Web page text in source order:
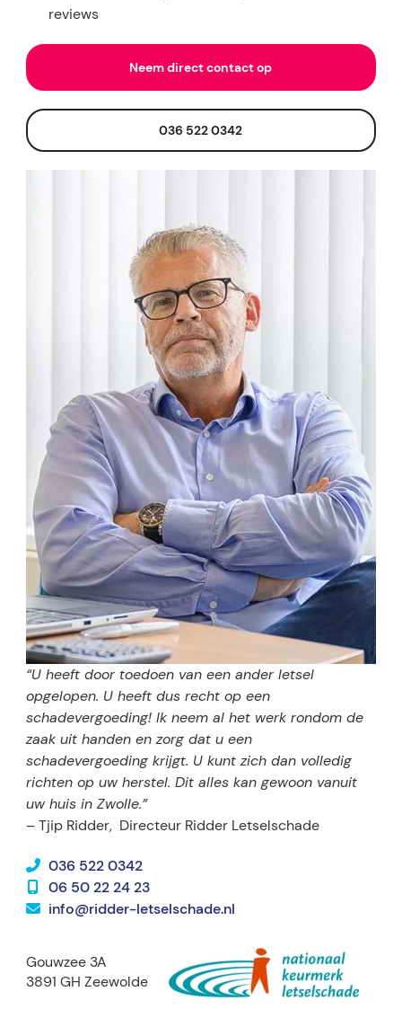
reviews
Neem direct contact op
036 522 0342
“U heeft door toedoen van een ander letsel
opgelopen. U heeft dus recht op een
schadevergoeding! Ik neem al het werk rondom de
zaak uit handen en zorg dat u een
schadevergoeding krijgt. U kunt zich dan volledig
richten op uw herstel. Dit alles kan gewoon vanuit
uw huis in Zwolle.”
– Tjip Ridder, Directeur Ridder Letselschade
036 522 0342
06 50 22 24 23
info@ridder-letselschade.nl
Gouwzee 3A
3891 GH Zeewolde